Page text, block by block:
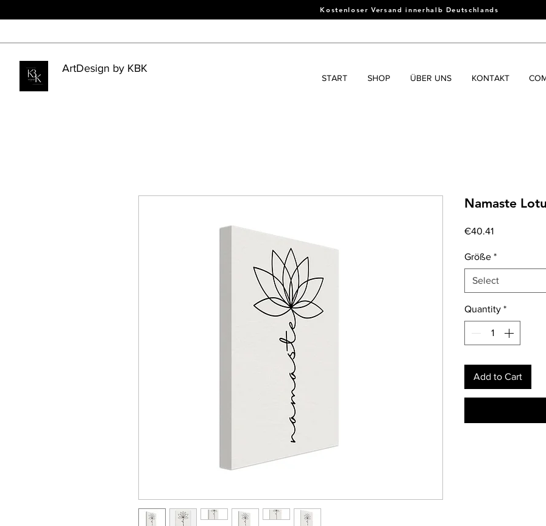
Kostenloser Versand innerhalb Deutschlands
ArtDesign by KBK
START SHOP ÜBER UNS KONTAKT
Namaste
€40.41Price
Größe *
Select
Quantity *
Add to Cart